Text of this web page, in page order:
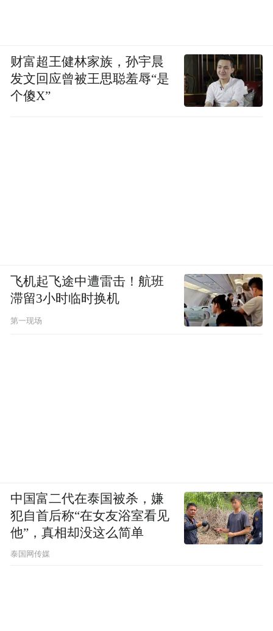
财富超王健林家族，孙宇晨
发文回应曾被王思聪羞辱“是
个傻X”
飞机起飞途中遭雷击！航班
滞留3小时临时换机
第一现场
中国富二代在泰国被杀，嫌
犯自首后称“在女友浴室看见
他”，真相却没这么简单
泰国网传媒